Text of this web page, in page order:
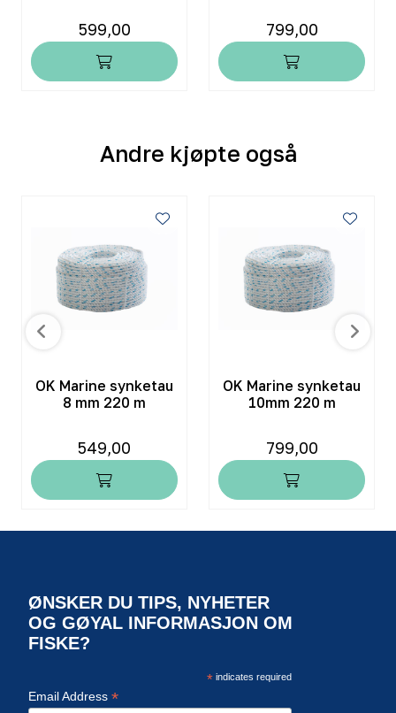
599,00 799,00
Andre kjøpte også
OK Marine synketau
8 mm 220 m
549,00
OK Marine synketau
10mm 220 m
799,00
ØNSKER DU TIPS, NYHETER
OG GØYAL INFORMASJON OM
FISKE?
*indicates required
Email Address *